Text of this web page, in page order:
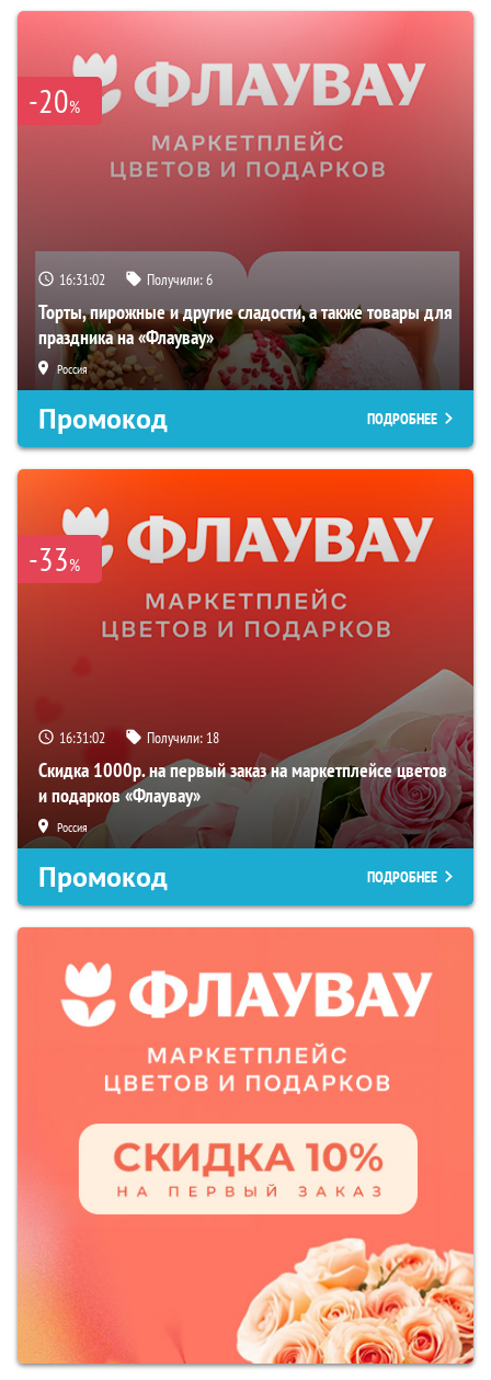
-20%
16:31:01 Получили:6
Торты, пирожные и другие сладости, а также товары для
праздника на «Флаувау»
Россия
Промокод ПОДРОБНЕЕ
-33%
16:31:01 Получили: 18
Скидка 1000р. на первый заказ на маркетплейсе цветов
и подарков «Флаувау»
Россия
Промокод ПОДРОБНЕЕ